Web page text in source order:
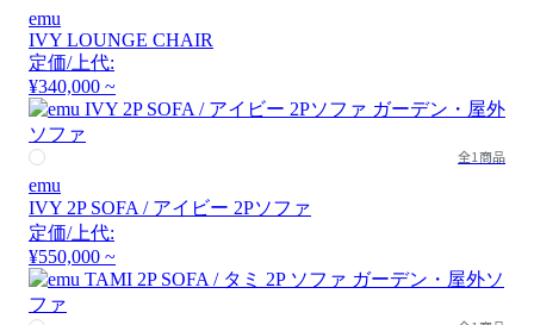
emu
IVY LOUNGE CHAIR
定価/上代:
¥340,000 ~
全1商品
emu
IVY 2P SOFA / アイビー 2Pソファ
定価/上代:
¥550,000 ~